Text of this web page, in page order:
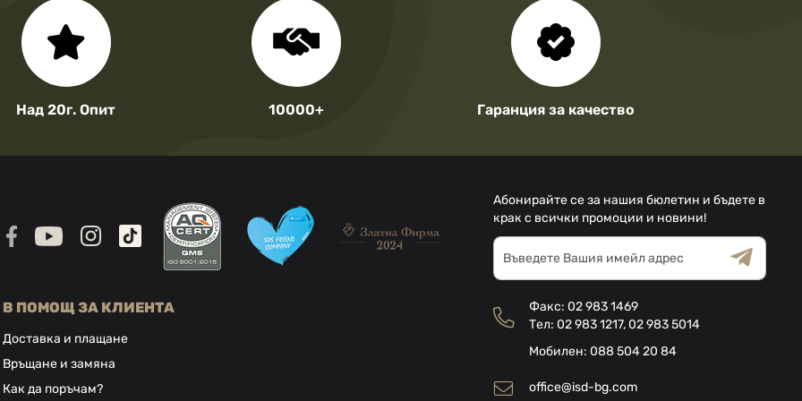
Над 20г. Опит 10000+ Гаранция за качество
Абонирайте се за нашия бюлетин и бъдете в
крак с всички промоции и новини!
Абонирай
се
за
е-
бюлетин:
Общи условия
Декларацията за
поверителност
В ПОМОЩ ЗА КЛИЕНТА
Доставка и плащане
Връщане и замяна
Как да поръчам?
Факс:02 983 1469
Тел:02 983 1217,02 983 5014
Мобилен:088 504 20 84
office@isd-bg.com